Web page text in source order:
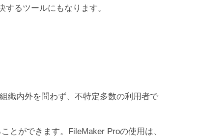
るツールにもなります。
織内外を問わず、不特定多数の利用者で
とができます。FileMaker Proの使用は、